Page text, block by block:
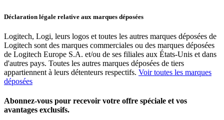
Déclaration légale relative aux marques déposées
Logitech, Logi, leurs logos et toutes les autres marques déposées de
Logitech sont des marques commerciales ou des marques déposées
de Logitech Europe S.A. et/ou de ses filiales aux États-Unis et dans
d'autres pays. Toutes les autres marques déposées de tiers
appartiennent à leurs détenteurs respectifs. Voir toutes les marques
déposées
Abonnez-vous pour recevoir votre offre spéciale et vos
avantages exclusifs.